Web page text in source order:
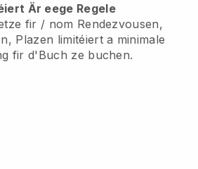
Är eege Regele
fir / nom Rendezvousen,
Plazen limitéiert a minimale
fir d'Buch ze buchen.